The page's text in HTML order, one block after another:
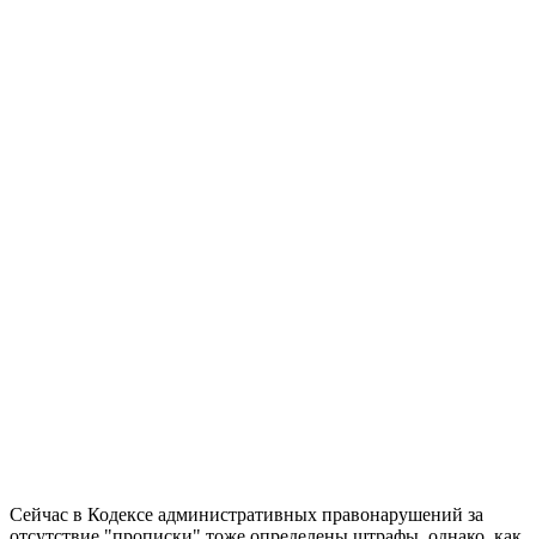
Сейчас в Кодексе административных правонарушений за